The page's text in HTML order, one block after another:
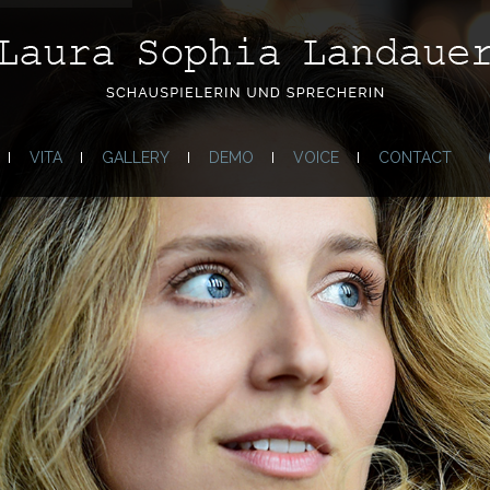
VITA GALLERY DEMO VOICE CONTACT